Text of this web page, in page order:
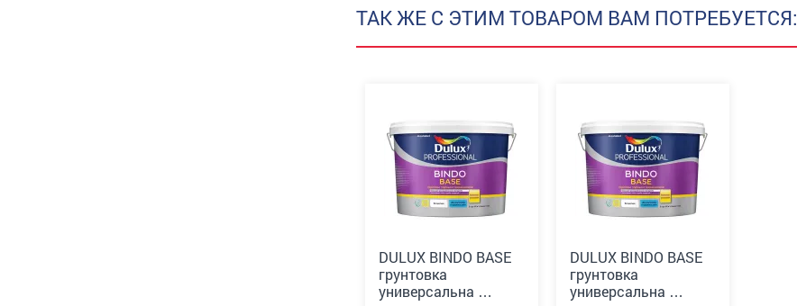
ТАК ЖЕ С ЭТИМ ТОВАРОМ ВАМ ПОТРЕБУЕТСЯ:
DULUX BINDO BASE
грунтовка
универсальна …
DULUX BINDO BASE
грунтовка
универсальна …